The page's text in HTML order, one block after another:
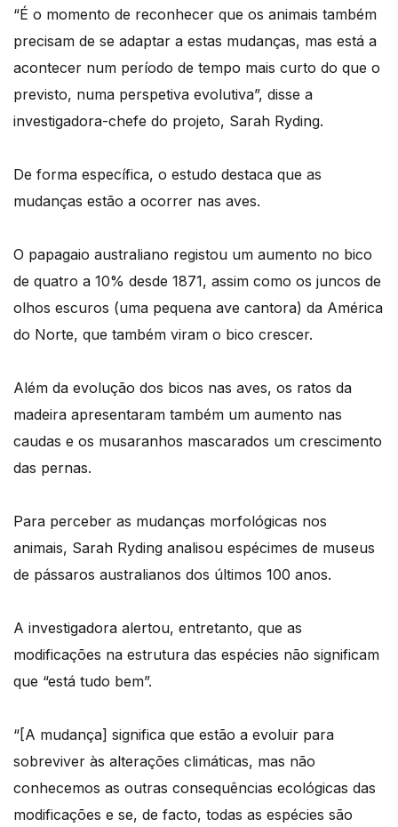
“É o momento de reconhecer que os animais também
precisam de se adaptar a estas mudanças, mas está a
acontecer num período de tempo mais curto do que o
previsto, numa perspetiva evolutiva”, disse a
investigadora-chefe do projeto, Sarah Ryding.
De forma específica, o estudo destaca que as
mudanças estão a ocorrer nas aves.
O papagaio australiano registou um aumento no bico
de quatro a 10% desde 1871, assim como os juncos de
olhos escuros (uma pequena ave cantora) da América
do Norte, que também viram o bico crescer.
Além da evolução dos bicos nas aves, os ratos da
madeira apresentaram também um aumento nas
caudas e os musaranhos mascarados um crescimento
das pernas.
Para perceber as mudanças morfológicas nos
animais, Sarah Ryding analisou espécimes de museus
de pássaros australianos dos últimos 100 anos.
A investigadora alertou, entretanto, que as
modificações na estrutura das espécies não significam
que “está tudo bem”.
“[A mudança] significa que estão a evoluir para
sobreviver às alterações climáticas, mas não
conhecemos as outras consequências ecológicas das
modificações e se, de facto, todas as espécies são